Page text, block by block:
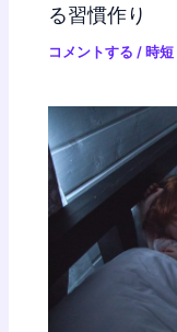
る習慣作り
コメントする /時短